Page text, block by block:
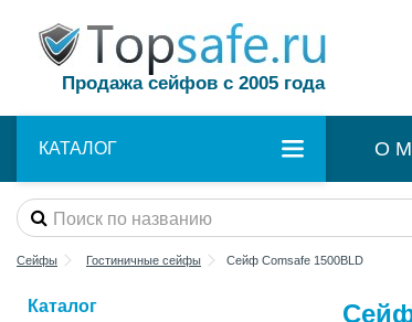
Продажа сейфов с 2005 года
КАТАЛОГ О
Сейфы Гостиничные сейфы Сейф Comsafe 1500BLD
Каталог